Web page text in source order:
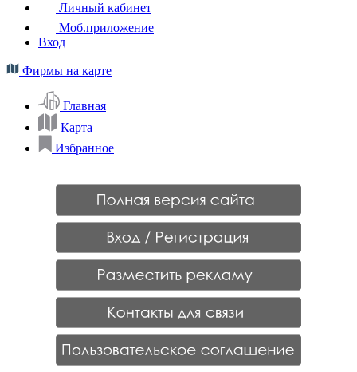
Личный кабинет
Моб.приложение
Вход
Фирмы на карте
Главная
Карта
Избранное